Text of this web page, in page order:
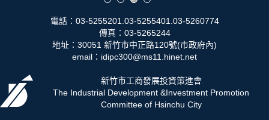
電話：03-5255201.03-5255401.03-5260774
傳真：03-5265244
地址：30051 新竹市中正路120號(市政府內)
email：idipc300@ms11.hinet.net
新竹市工商發展投資策進會
The Industrial Development &Investment Promotion
Committee of Hsinchu City